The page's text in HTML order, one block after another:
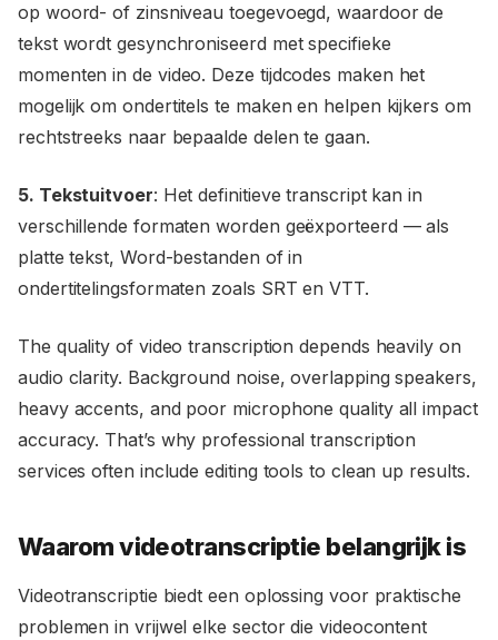
op woord- of zinsniveau toegevoegd, waardoor de
tekst wordt gesynchroniseerd met specifieke
momenten in de video. Deze tijdcodes maken het
mogelijk om ondertitels te maken en helpen kijkers om
rechtstreeks naar bepaalde delen te gaan.
5. Tekstuitvoer: Het definitieve transcript kan in
verschillende formaten worden geëxporteerd — als
platte tekst, Word-bestanden of in
ondertitelingsformaten zoals SRT en VTT.
The quality of video transcription depends heavily on
audio clarity. Background noise, overlapping speakers,
heavy accents, and poor microphone quality all impact
accuracy. That’s why professional transcription
services often include editing tools to clean up results.
Waarom videotranscriptie belangrijk is
Videotranscriptie biedt een oplossing voor praktische
problemen in vrijwel elke sector die videocontent